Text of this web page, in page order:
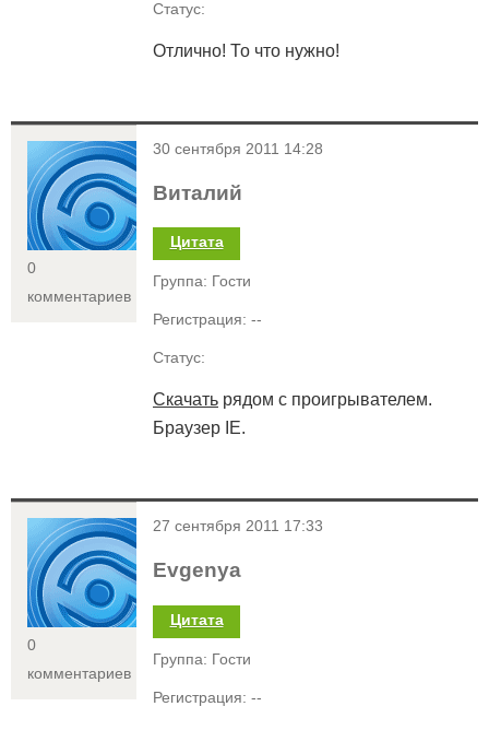
Статус:
Отлично! То что нужно!
<
0
комментариев
30 сентября 2011 14:28
Виталий
Цитата
Группа: Гости
Регистрация: --
Статус:
Скачать рядом с проигрывателем.
Браузер IE.
<
0
комментариев
27 сентября 2011 17:33
Evgenya
Цитата
Группа: Гости
Регистрация: --